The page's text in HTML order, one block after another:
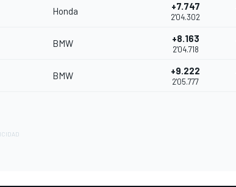
Honda +7.747
2'04.302
BMW +8.163
2'04.718
BMW +9.222
2'05.777